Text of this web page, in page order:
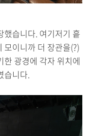
했습니다. 여기저기 흩
모이니까 더 장관을(?)
한 광경에 각자 위치에
습니다.